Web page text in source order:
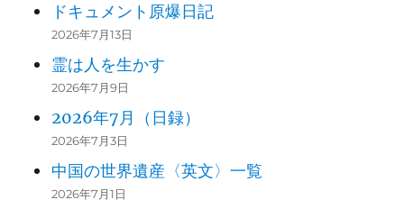
ドキュメント原爆日記
2026年7月13日
霊は人を生かす
2026年7月9日
2026年7月（日録）
2026年7月3日
中国の世界遺産〈英文〉一覧
2026年7月1日